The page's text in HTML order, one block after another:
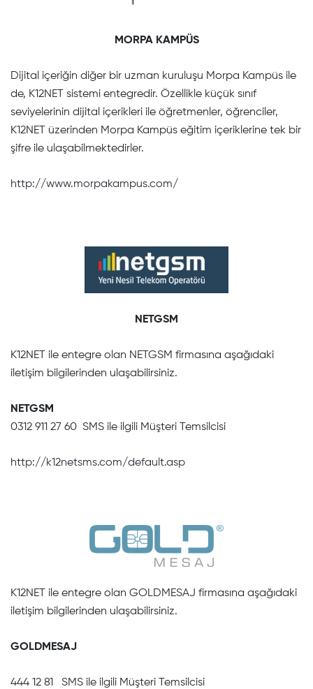
MORPA KAMPÜS
Dijital içeriğin diğer bir uzman kuruluşu Morpa Kampüs ile
de, K12NET sistemi entegredir. Özellikle küçük sınıf
seviyelerinin dijital içerikleri ile öğretmenler, öğrenciler,
K12NET üzerinden Morpa Kampüs eğitim içeriklerine tek bir
şifre ile ulaşabilmektedirler.
http://www.morpakampus.com/
NETGSM
K12NET ile entegre olan NETGSM firmasına aşağıdaki
iletişim bilgilerinden ulaşabilirsiniz.
NETGSM
0312 911 27 60 SMS ile ilgili Müşteri Temsilcisi
http://k12netsms.com/default.asp
K12NET ile entegre olan GOLDMESAJ firmasına aşağıdaki
iletişim bilgilerinden ulaşabilirsiniz.
GOLDMESAJ
444 12 81 SMS ile ilgili Müşteri Temsilcisi